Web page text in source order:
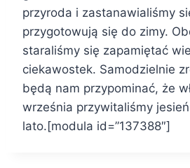
przyroda i zastanawialiśmy
przygotowują się do zimy.
staraliśmy się zapamiętać
ciekawostek. Samodzielnie
będą nam przypominać, że
września przywitaliśmy
lato.[modula id=”137388″]